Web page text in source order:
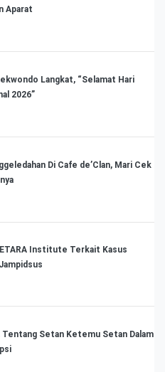
Aparat
Langkat, “Selamat Hari
2026”
Di Cafe de’Clan, Mari Cek
Institute Terkait Kasus
Tentang Setan Ketemu Setan Dalam